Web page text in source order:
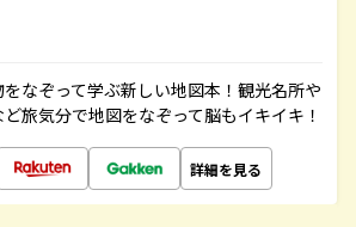
なぞって学ぶ新しい地図本！観光名所や
旅気分で地図をなぞって脳もイキイキ！
詳細を見る